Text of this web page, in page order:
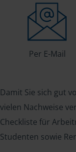
Per E-Mail
Damit Sie sich gut
vielen Nachweise
Checkliste für
Studenten sowie